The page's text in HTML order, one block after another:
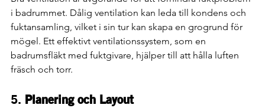
i badrummet. Dålig ventilation kan leda till kondens och
fuktansamling, vilket i sin tur kan skapa en grogrund för
mögel. Ett effektivt ventilationssystem, som en
badrumsfläkt med fuktgivare, hjälper till att hålla luften
fräsch och torr.
5. Planering och Layout